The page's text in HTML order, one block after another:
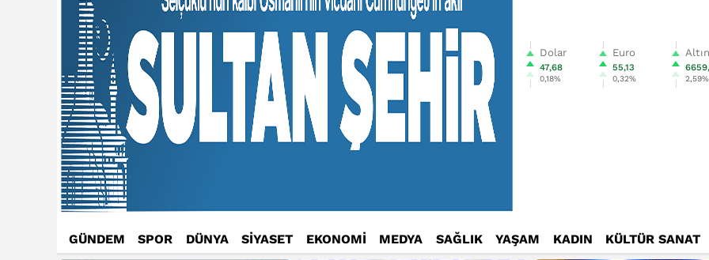
Dolar
47,68
0,18%
Euro
55,13
0,32%
Altın
2,59%
GÜNDEM SPOR DÜNYA SİYASET EKONOMİ MEDYA SAĞLIK YAŞAM KADIN KÜLTÜR SANAT